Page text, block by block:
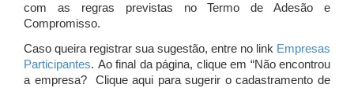
com as regras previstas no Termo de Adesão e
Compromisso.
Caso queira registrar sua sugestão, entre no link Empresas
Participantes. Ao final da página, clique em “Não encontrou
a empresa? Clique aqui para sugerir o cadastramento de